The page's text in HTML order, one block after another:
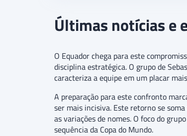
Últimas notícias e
O Equador chega para este
disciplina estratégica. O grupo de
caracteriza a equipe em um placar
A preparação para este confronto
ser mais incisiva. Este retorno se
as variações de nomes. O foco do
sequência da Copa do Mundo.